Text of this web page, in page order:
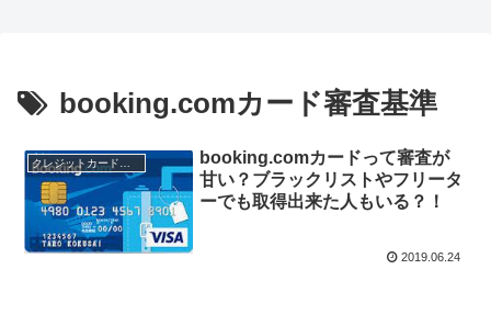
booking.comカード審査基準
booking.comカードって審査が
甘い？ブラックリストやフリータ
ーでも取得出来た人もいる？！
2019.06.24